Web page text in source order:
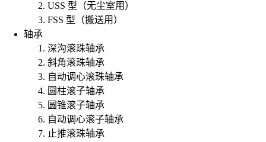
USS 型（无尘室用）
FSS 型（搬送用）
轴承
深沟滚珠轴承
斜角滚珠轴承
自动调心滚珠轴承
圆柱滚子轴承
圆锥滚子轴承
自动调心滚子轴承
止推滚珠轴承